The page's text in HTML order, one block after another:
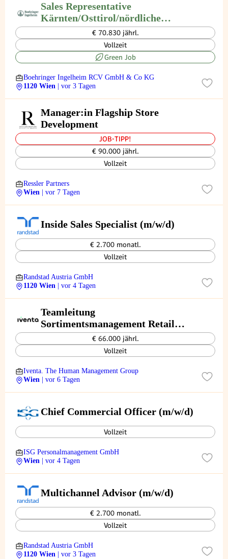
Sales Representative
Kärnten/Osttirol/nördliche
Steiermark (m/w/d),
Karenzvertretung
€ 70.830 jährl.
Vollzeit
Green Job
Boehringer Ingelheim RCV GmbH & Co KG
1120 Wien
| vor 3 Tagen
Manager:in Flagship Store
Development
JOB-TIPP!
€ 90.000 jährl.
Vollzeit
Ressler Partners
Wien
| vor 7 Tagen
Inside Sales Specialist (m/w/d)
€ 2.700 monatl.
Vollzeit
Randstad Austria GmbH
1120 Wien
| vor 4 Tagen
Teamleitung
Sortimentsmanagement Retail
(m/w/d)
€ 66.000 jährl.
Vollzeit
Iventa. The Human Management Group
Wien
| vor 6 Tagen
Chief Commercial Officer (m/w/d)
Vollzeit
ISG Personalmanagement GmbH
Wien
| vor 4 Tagen
Multichannel Advisor (m/w/d)
€ 2.700 monatl.
Vollzeit
Randstad Austria GmbH
1120 Wien
| vor 3 Tagen